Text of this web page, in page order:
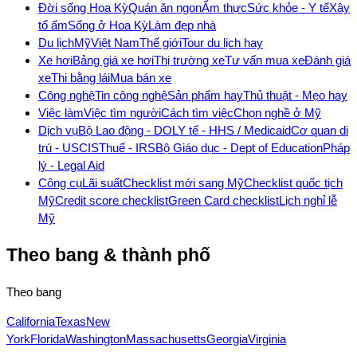
Đời sống Hoa KỳQuán ăn ngonẨm thựcSức khỏe - Y tếXây
tổ ấmSống ở Hoa KỳLàm đẹp nhà
Du lịchMỹViệt NamThế giớiTour du lịch hay
Xe hơiBảng giá xe hơiThị trường xeTư vấn mua xeĐánh giá
xeThi bằng láiMua bán xe
Công nghệTin công nghệSản phẩm hayThủ thuật - Mẹo hay
Việc làmViệc tìm ngườiCách tìm việcChọn nghề ở Mỹ
Dịch vụBộ Lao động - DOLY tế - HHS / MedicaidCơ quan di
trú - USCISThuế - IRSBộ Giáo dục - Dept of EducationPháp
lý - Legal Aid
Công cụLãi suấtChecklist mới sang MỹChecklist quốc tịch
MỹCredit score checklistGreen Card checklistLịch nghỉ lễ
Mỹ
Theo bang & thành phố
Theo bang
CaliforniaTexasNew
YorkFloridaWashingtonMassachusettsGeorgiaVirginia